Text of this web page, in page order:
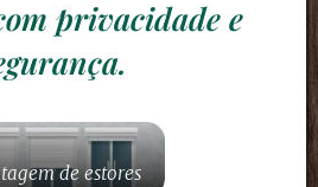
privacidade e
de estores